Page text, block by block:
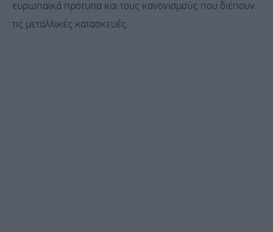
ευρωπαϊκά πρότυπα και τους κανονισμούς που διέπουν
τις μεταλλικές κατασκευές.